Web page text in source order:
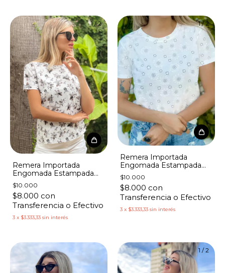
1/2
Remera Importada
Engomada Estampada
Flores Vison
$10.000
$8.000 con
Transferencia o Efectivo
3 x $3.333,33 sin interés
1/2
Remera Importada
Engomada Estampada
Florcitas Blancas con
Puntitos
$10.000
$8.000 con
Transferencia o Efectivo
3 x $3.333,33 sin interés
1 /2